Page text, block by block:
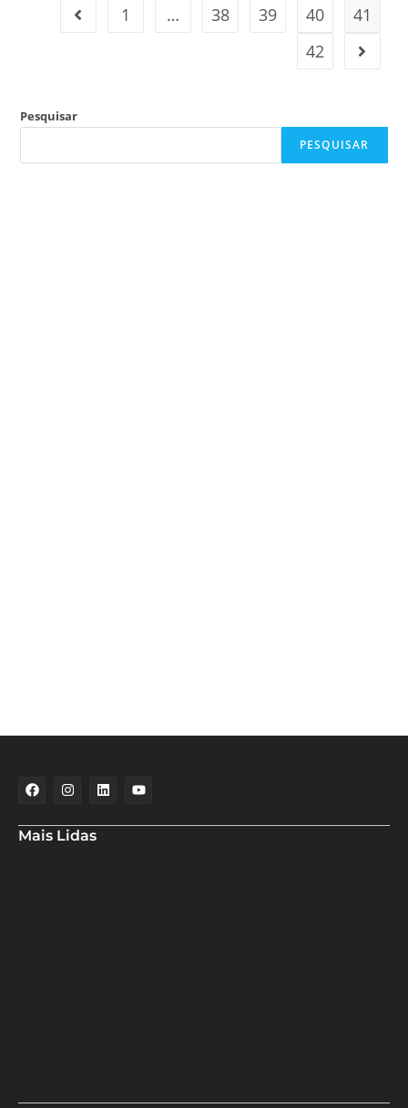
1 … 38 39 40
41
42
Pesquisar
PESQUISAR
Mais Lidas